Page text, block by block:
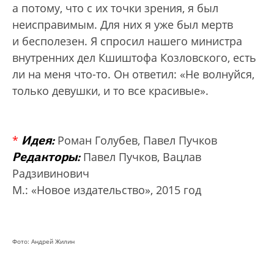
а потому, что с их точки зрения, я был
неисправимым. Для них я уже был мертв
и бесполезен. Я спросил нашего министра
внутренних дел Кшиштофа Козловского, есть
ли на меня что-то. Он ответил: «Не волнуйся,
только девушки, и то все красивые».
* Идея:Роман Голубев, Павел Пучков
Редакторы:Павел Пучков, Вацлав
Радзивинович
М.: «Новое издательство», 2015 год
Фото: Андрей Жилин